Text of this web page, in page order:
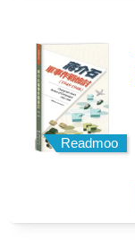
Readmoo